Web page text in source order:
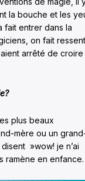
la bouche et les
fait entrer dans la
on fait
arrêté de croire
plus beaux
mère ou un
»wow! je n’ai
ramène en enfance.